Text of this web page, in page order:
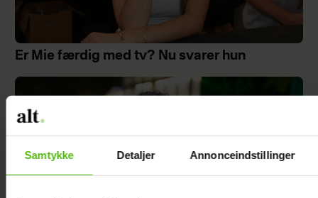
Samtykke Detaljer Annonceindstillinger
Er Mie færdig med tv? Nu svarer hun